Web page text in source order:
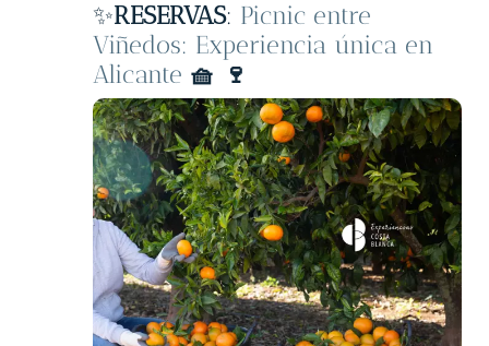
✨RESERVAS: Picnic entre
Viñedos: Experiencia única en
Alicante 🧺 🍷